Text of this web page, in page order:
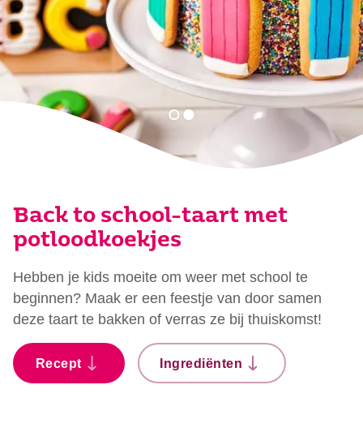
Back to school-taart met
potloodkoekjes
Hebben je kids moeite om weer met school te
beginnen? Maak er een feestje van door samen
deze taart te bakken of verras ze bij thuiskomst!
Recept Ingrediënten